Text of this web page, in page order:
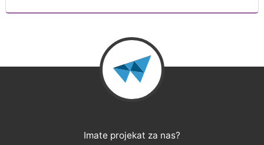
Imate projekat za nas?